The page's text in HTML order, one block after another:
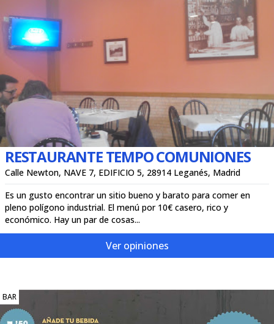
RESTAURANTE TEMPO COMUNIONES
Calle Newton, NAVE 7, EDIFICIO 5, 28914 Leganés, Madrid
Es un gusto encontrar un sitio bueno y barato para comer en
pleno polígono industrial. El menú por 10€ casero, rico y
económico. Hay un par de cosas...
Ver opiniones
BAR